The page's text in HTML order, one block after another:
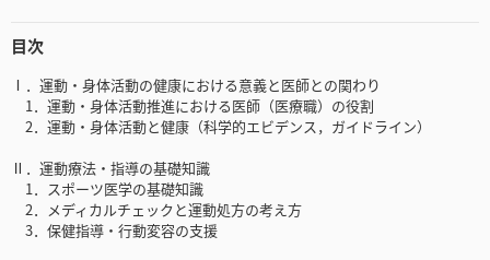
目次
Ⅰ．運動・身体活動の健康における意義と医師との関わり
1．運動・身体活動推進における医師（医療職）の役割
2．運動・身体活動と健康（科学的エビデンス，ガイドライン）
Ⅱ．運動療法・指導の基礎知識
1．スポーツ医学の基礎知識
2．メディカルチェックと運動処方の考え方
3．保健指導・行動変容の支援